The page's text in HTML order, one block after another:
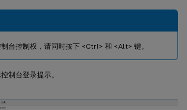
台控制权，请同时按下 <Ctrl> 和 <Alt> 键。
制台登录提示。